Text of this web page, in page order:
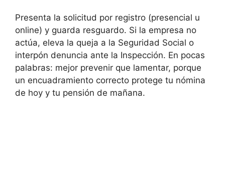
Presenta la solicitud por registro (presencial u
online) y guarda resguardo. Si la empresa no
actúa, eleva la queja a la Seguridad Social o
interpón denuncia ante la Inspección. En pocas
palabras: mejor prevenir que lamentar, porque
un encuadramiento correcto protege tu nómina
de hoy y tu pensión de mañana.